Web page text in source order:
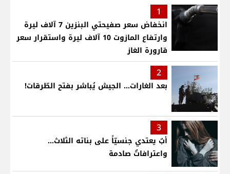
1
انخفاض سعر صفيحتي البنزين 7 آلاف ليرة
وارتفاع المازوت 10 آلاف ليرة واستقرار سعر
قارورة الغاز
2
بعد الغارات... الجيش يُباشر بفتح الطّرقات!
3
أبٌ يعتدي جنسيّاً على بناته الثلاث…
واعترافاتٌ صادمة